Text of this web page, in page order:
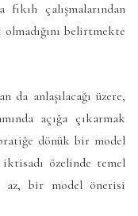
fıkıh çalışmalarından
belirtmekte
da anlaşılacağı üzere,
açığa çıkarmak
dönük bir model
özelinde temel
az, bir model önerisi